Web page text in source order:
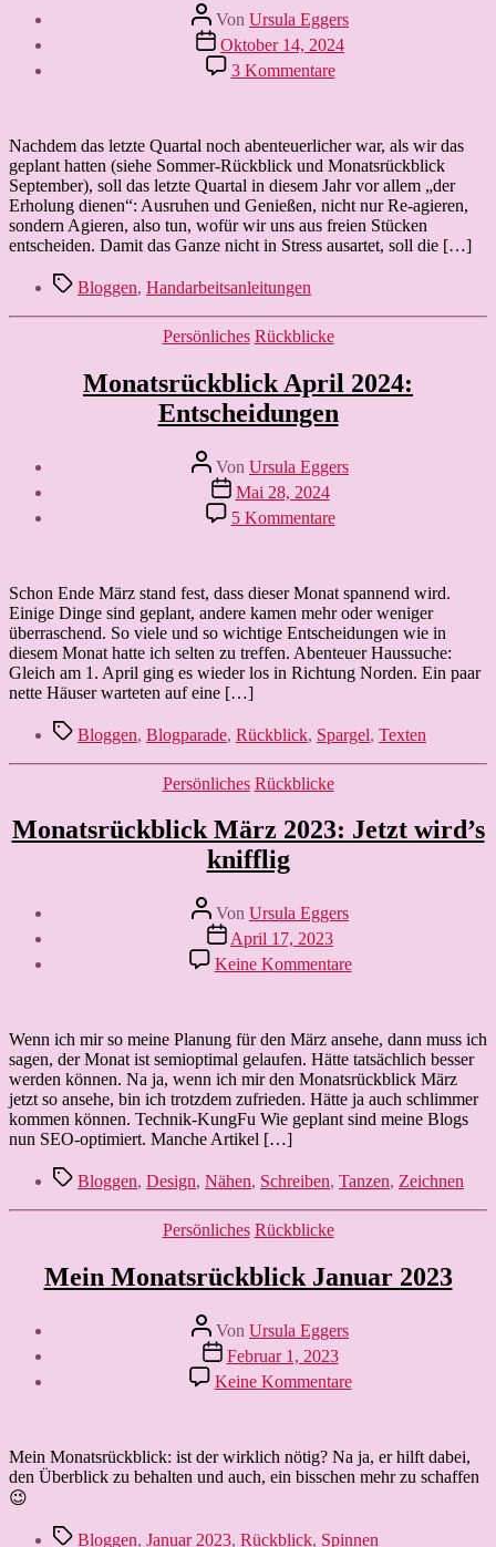
Beitragsautor
Von Ursula Eggers
Veröffentlichungsdatum
Oktober 14, 2024
3 Kommentarezu
Abenteuerliste
Nachdem das letzte Quartal noch abenteuerlicher war, als wir das
geplant hatten (siehe Sommer-Rückblick und Monatsrückblick
September), soll das letzte Quartal in diesem Jahr vor allem „der
Erholung dienen“: Ausruhen und Genießen, nicht nur Re-agieren,
sondern Agieren, also tun, wofür wir uns aus freien Stücken
entscheiden. Damit das Ganze nicht in Stress ausartet, soll die […]
Schlagwörter
Bloggen, Handarbeitsanleitungen
Kategorien
Persönliches Rückblicke
Monatsrückblick April 2024:
Entscheidungen
Beitragsautor
Von Ursula Eggers
Veröffentlichungsdatum
Mai 28, 2024
5 Kommentarezu
Monatsrückblick
Entscheidungen
Schon Ende März stand fest, dass dieser Monat spannend wird.
Einige Dinge sind geplant, andere kamen mehr oder weniger
überraschend. So viele und so wichtige Entscheidungen wie in
diesem Monat hatte ich selten zu treffen. Abenteuer Haussuche:
Gleich am 1. April ging es wieder los in Richtung Norden. Ein paar
nette Häuser warteten auf eine […]
Schlagwörter
Bloggen, Blogparade, Rückblick, Spargel, Texten
Kategorien
Persönliches Rückblicke
Monatsrückblick März 2023: Jetzt wird’s
knifflig
Beitragsautor
Von Ursula Eggers
Veröffentlichungsdatum
April 17, 2023
Keine Kommentarezu
Monatsrückblick
Jetzt
wird’s
knifflig
Wenn ich mir so meine Planung für den März ansehe, dann muss ich
sagen, der Monat ist semioptimal gelaufen. Hätte tatsächlich besser
werden können. Na ja, wenn ich mir den Monatsrückblick März
jetzt so ansehe, bin ich trotzdem zufrieden. Hätte ja auch schlimmer
kommen können. Technik-KungFu Wie geplant sind meine Blogs
nun SEO-optimiert. Manche Artikel […]
Schlagwörter
Bloggen, Design, Nähen, Schreiben, Tanzen, Zeichnen
Kategorien
Persönliches Rückblicke
Mein Monatsrückblick Januar 2023
Beitragsautor
Von Ursula Eggers
Veröffentlichungsdatum
Februar 1, 2023
Keine Kommentarezu
Mein
2023
Mein Monatsrückblick: ist der wirklich nötig? Na ja, er hilft dabei,
den Überblick zu behalten und auch, ein bisschen mehr zu schaffen
😉
Schlagwörter
Bloggen, Januar 2023, Rückblick, Spinnen